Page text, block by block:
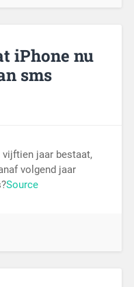
iPhone nu
sms
jaar bestaat,
volgend jaar
Source